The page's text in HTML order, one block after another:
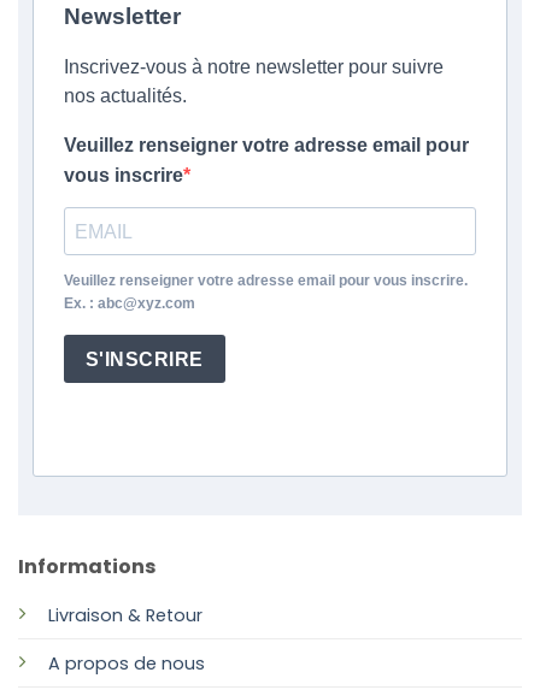
Informations
Livraison & Retour
A propos de nous
Newsletter
Inscrivez-vous à notre newsletter pour suivre
nos actualités.
Veuillez renseigner votre adresse email pour
vous inscrire
Veuillez renseigner votre adresse email pour vous inscrire.
Ex. : abc@xyz.com
S'INSCRIRE